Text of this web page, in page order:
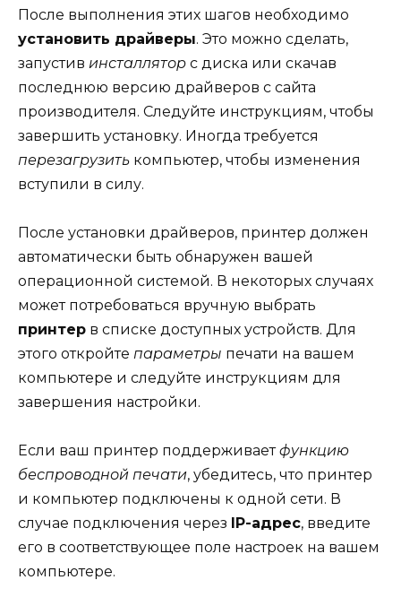
После выполнения этих шагов необходимо
установить драйверы. Это можно сделать,
запустив инсталлятор с диска или скачав
последнюю версию драйверов с сайта
производителя. Следуйте инструкциям, чтобы
завершить установку. Иногда требуется
перезагрузить компьютер, чтобы изменения
вступили в силу.
После установки драйверов, принтер должен
автоматически быть обнаружен вашей
операционной системой. В некоторых случаях
может потребоваться вручную выбрать
принтер в списке доступных устройств. Для
этого откройте параметры печати на вашем
компьютере и следуйте инструкциям для
завершения настройки.
Если ваш принтер поддерживаетфункцию
беспроводной печати, убедитесь, что принтер
и компьютер подключены к одной сети. В
случае подключения через
IP-адрес, введите
его в соответствующее поле настроек на вашем
компьютере.